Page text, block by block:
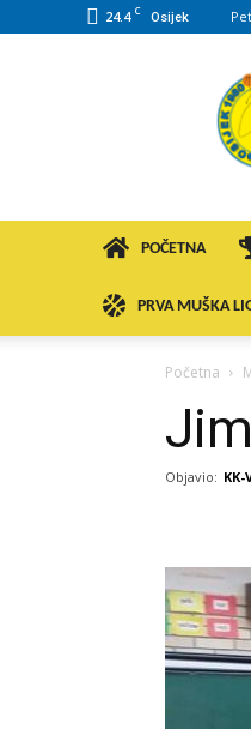
24.4 C Osijek
KK
POČETNA
PRVA MUŠKA
Početna
Objavio: KK-